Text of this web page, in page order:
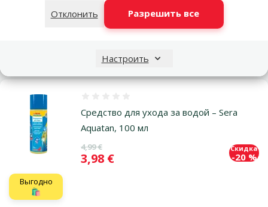
Отклонить
Разрешить все
Настроить
Цена
2,99 €
Средство для ухода за водой – Sera
Aquatan, 100 мл
Исходная цена
4,99 €
Цена
3,98 €
Скидка
-20 %
Выгодно
🛍️